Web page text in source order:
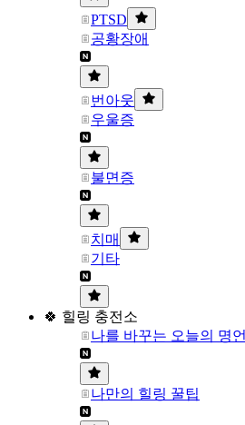
PTSD
공황장애
번아웃
우울증
불면증
치매
기타
🍀 힐링 충전소
나를 바꾸는 오늘의 명언
나만의 힐링 꿀팁